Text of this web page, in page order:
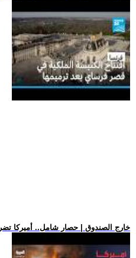
.. خارج الصندوق | حصار شامل.. أميركا